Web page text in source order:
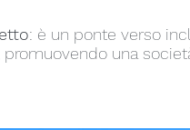
: è un ponte verso
una